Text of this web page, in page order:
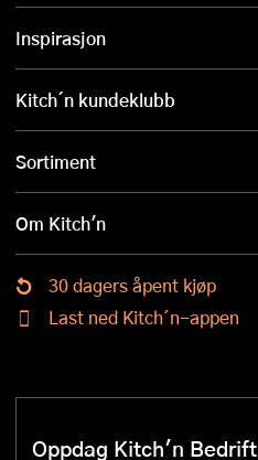
Inspirasjon
Kitch´n kundeklubb
Sortiment
Om Kitch'n
30 dagers åpent kjøp
Last ned Kitch´n-appen
Oppdag Kitch'n Bedrift